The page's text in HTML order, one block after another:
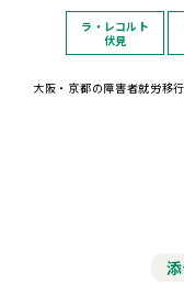
ラ・レコルト
伏見
大阪・京都の障害者就労移